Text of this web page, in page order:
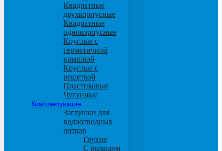
Квадратные
двухкорпусные
Квадратные
однокорпусные
Круглые с
герметичной
крышкой
Круглые с
решеткой
Пластиковые
Чугунные
Комплектующие
Заглушки для
водоотводных
лотков
Глухие
С выходом